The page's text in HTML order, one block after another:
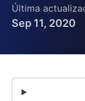
Última
Sep 11, 2020